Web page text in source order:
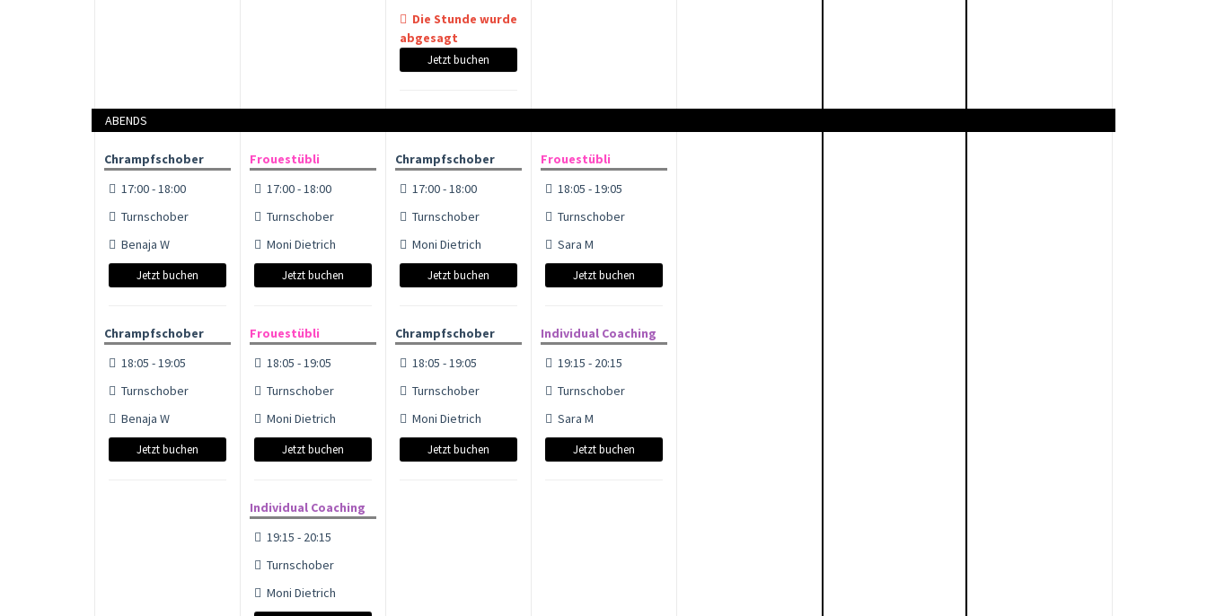
Die Stunde wurde
abgesagt
Jetzt buchen
ABENDS
Chrampfschober
17:00 - 18:00
Turnschober
Benaja W
Jetzt buchen
Chrampfschober
18:05 - 19:05
Turnschober
Benaja W
Jetzt buchen
Frouestübli
17:00 - 18:00
Turnschober
Moni Dietrich
Jetzt buchen
Frouestübli
18:05 - 19:05
Turnschober
Moni Dietrich
Jetzt buchen
Individual Coaching
19:15 - 20:15
Turnschober
Moni Dietrich
Chrampfschober
17:00 - 18:00
Turnschober
Moni Dietrich
Jetzt buchen
Chrampfschober
18:05 - 19:05
Turnschober
Moni Dietrich
Jetzt buchen
Frouestübli
18:05 - 19:05
Turnschober
Sara M
Jetzt buchen
Individual Coaching
19:15 - 20:15
Turnschober
Sara M
Jetzt buchen